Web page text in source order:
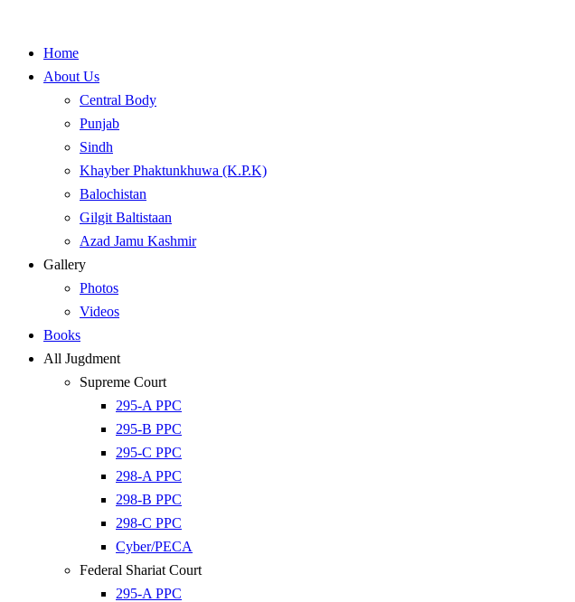
Home
About Us
Central Body
Punjab
Sindh
Khayber Phaktunkhuwa (K.P.K)
Balochistan
Gilgit Baltistaan
Azad Jamu Kashmir
Gallery
Photos
Videos
Books
All Jugdment
Supreme Court
295-A PPC
295-B PPC
295-C PPC
298-A PPC
298-B PPC
298-C PPC
Cyber/PECA
Federal Shariat Court
295-A PPC